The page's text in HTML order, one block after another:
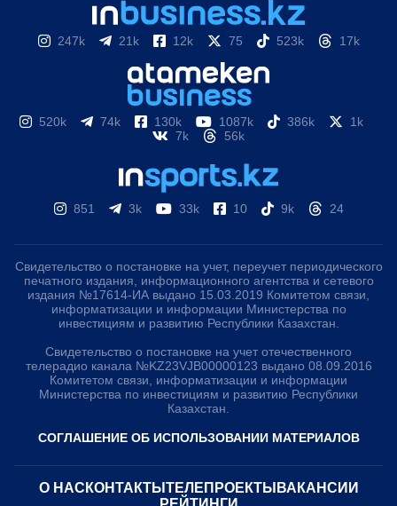
247k 21k 12k 75 523k 17k
520k 74k 130k 1087k 386k
1k
7k
56k
851 3k 33k 10 9k 24
Свидетельство о постановке на учет, переучет периодического
печатного издания, информационного агентства и сетевого
издания №17614-ИА выдано 15.03.2019 Комитетом связи,
информатизации и информации Министерства по
инвестициям и развитию Республики Казахстан.
Свидетельство о постановке на учет отечественного
телерадио канала №KZ23VJB00000123 выдано 08.09.2016
Комитетом связи, информатизации и информации
Министерства по инвестициям и развитию Республики
Казахстан.
СОГЛАШЕНИЕ ОБ ИСПОЛЬЗОВАНИИ МАТЕРИАЛОВ
О НАС КОНТАКТЫ ТЕЛЕПРОЕКТЫ ВАКАНСИИ